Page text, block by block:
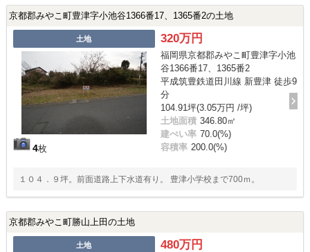
京都郡みやこ町豊津字小池谷1366番17、1365番2の土地
土地
4枚
320万円
福岡県京都郡みやこ町豊津字小池
谷1366番17、1365番2
平成筑豊鉄道田川線 新豊津 徒歩9
分
104.91坪(3.05万円 /坪)
土地面積 346.80㎡
建ぺい率 70.0(%)
容積率 200.0(%)
１０４．９坪。前面道路上下水道有り。 豊津小学校まで700ｍ。
京都郡みやこ町勝山上田の土地
土地 480万円